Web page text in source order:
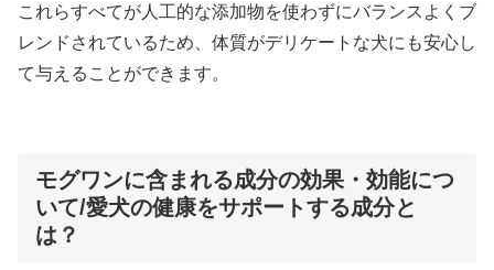
これらすべてが人工的な添加物を使わずにバランスよくブ
レンドされているため、体質がデリケートな犬にも安心し
て与えることができます。
モグワンに含まれる成分の効果・効能につ
いて/愛犬の健康をサポートする成分と
は？